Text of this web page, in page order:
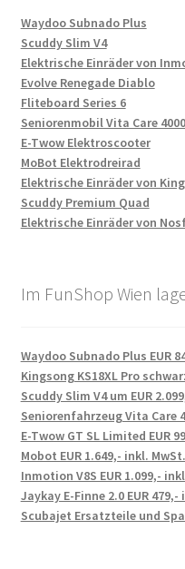
Waydoo Subnado Plus
Scuddy Slim V4
Elektrische Einräder von
Evolve Renegade Diablo
Fliteboard Series 6
Seniorenmobil Vita Care 4000
E-Twow Elektroscooter
MoBot Elektrodreirad
Elektrische Einräder von
Scuddy Premium Quad
Elektrische Einräder von
Im FunShop Wien
Waydoo Subnado Plus EUR
Kingsong KS18XL Pro
Scuddy Slim V4 um EUR
Seniorenfahrzeug Vita Care
E-Twow GT SL Limited EUR
Mobot EUR 1.649,- inkl. MwSt.
Inmotion V8S EUR 1.099,-
Jaykay E-Finne 2.0 EUR
Scubajet Ersatzteile und